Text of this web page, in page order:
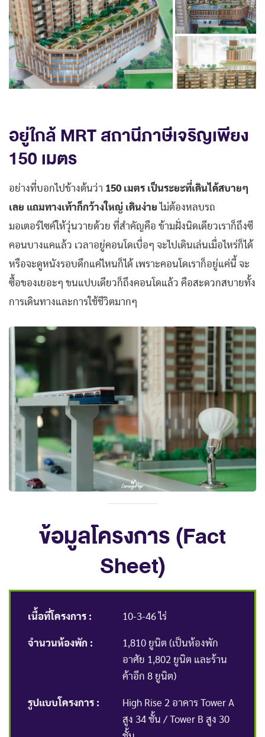
อยู่ใกล้ MRT สถานีภาษีเจริญเพียง
150 เมตร
อย่างที่บอกไปข้างต้นว่า 150 เมตร เป็นระยะที่เดินได้สบายๆ
เลย แถมทางเท้าก็กว้างใหญ่ เดินง่าย ไม่ต้องหลบรถ
มอเตอร์ไซค์ให้วุ่นวายด้วย ที่สำคัญคือ ข้ามฝั่งนิดเดียวเราก็ถึงซี
คอนบางแคแล้ว เวลาอยู่คอนโดเบื่อๆ จะไปเดินเล่นเมื่อไหร่ก็ได้
หรือจะดูหนังรอบดึกแค่ไหนก็ได้ เพราะคอนโดเราก็อยู่แค่นี้ จะ
ซื้อของเยอะๆ ขนแปบเดียวก็ถึงคอนโดแล้ว คือสะดวกสบายทั้ง
การเดินทางและการใช้ชีวิตมากๆ
ข้อมูลโครงการ (Fact
Sheet)
เนื้อที่โครงการ : 10-3-46 ไร่
จำนวนห้องพัก :
1,810 ยูนิต (เป็นห้องพัก
อาศัย 1,802 ยูนิต และร้าน
ค้าอีก 8 ยูนิต)
รูปแบบโครงการ :
High Rise 2 อาคาร Tower A
สูง 34 ชั้น / Tower B สูง 30